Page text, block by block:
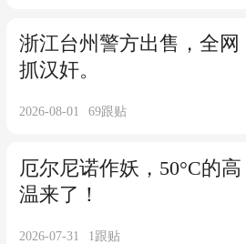
浙江台州警方出售，全网
抓汉奸。
2026-08-01 69跟贴
厄尔尼诺作妖，50°C的高
温来了！
2026-07-31 1跟贴